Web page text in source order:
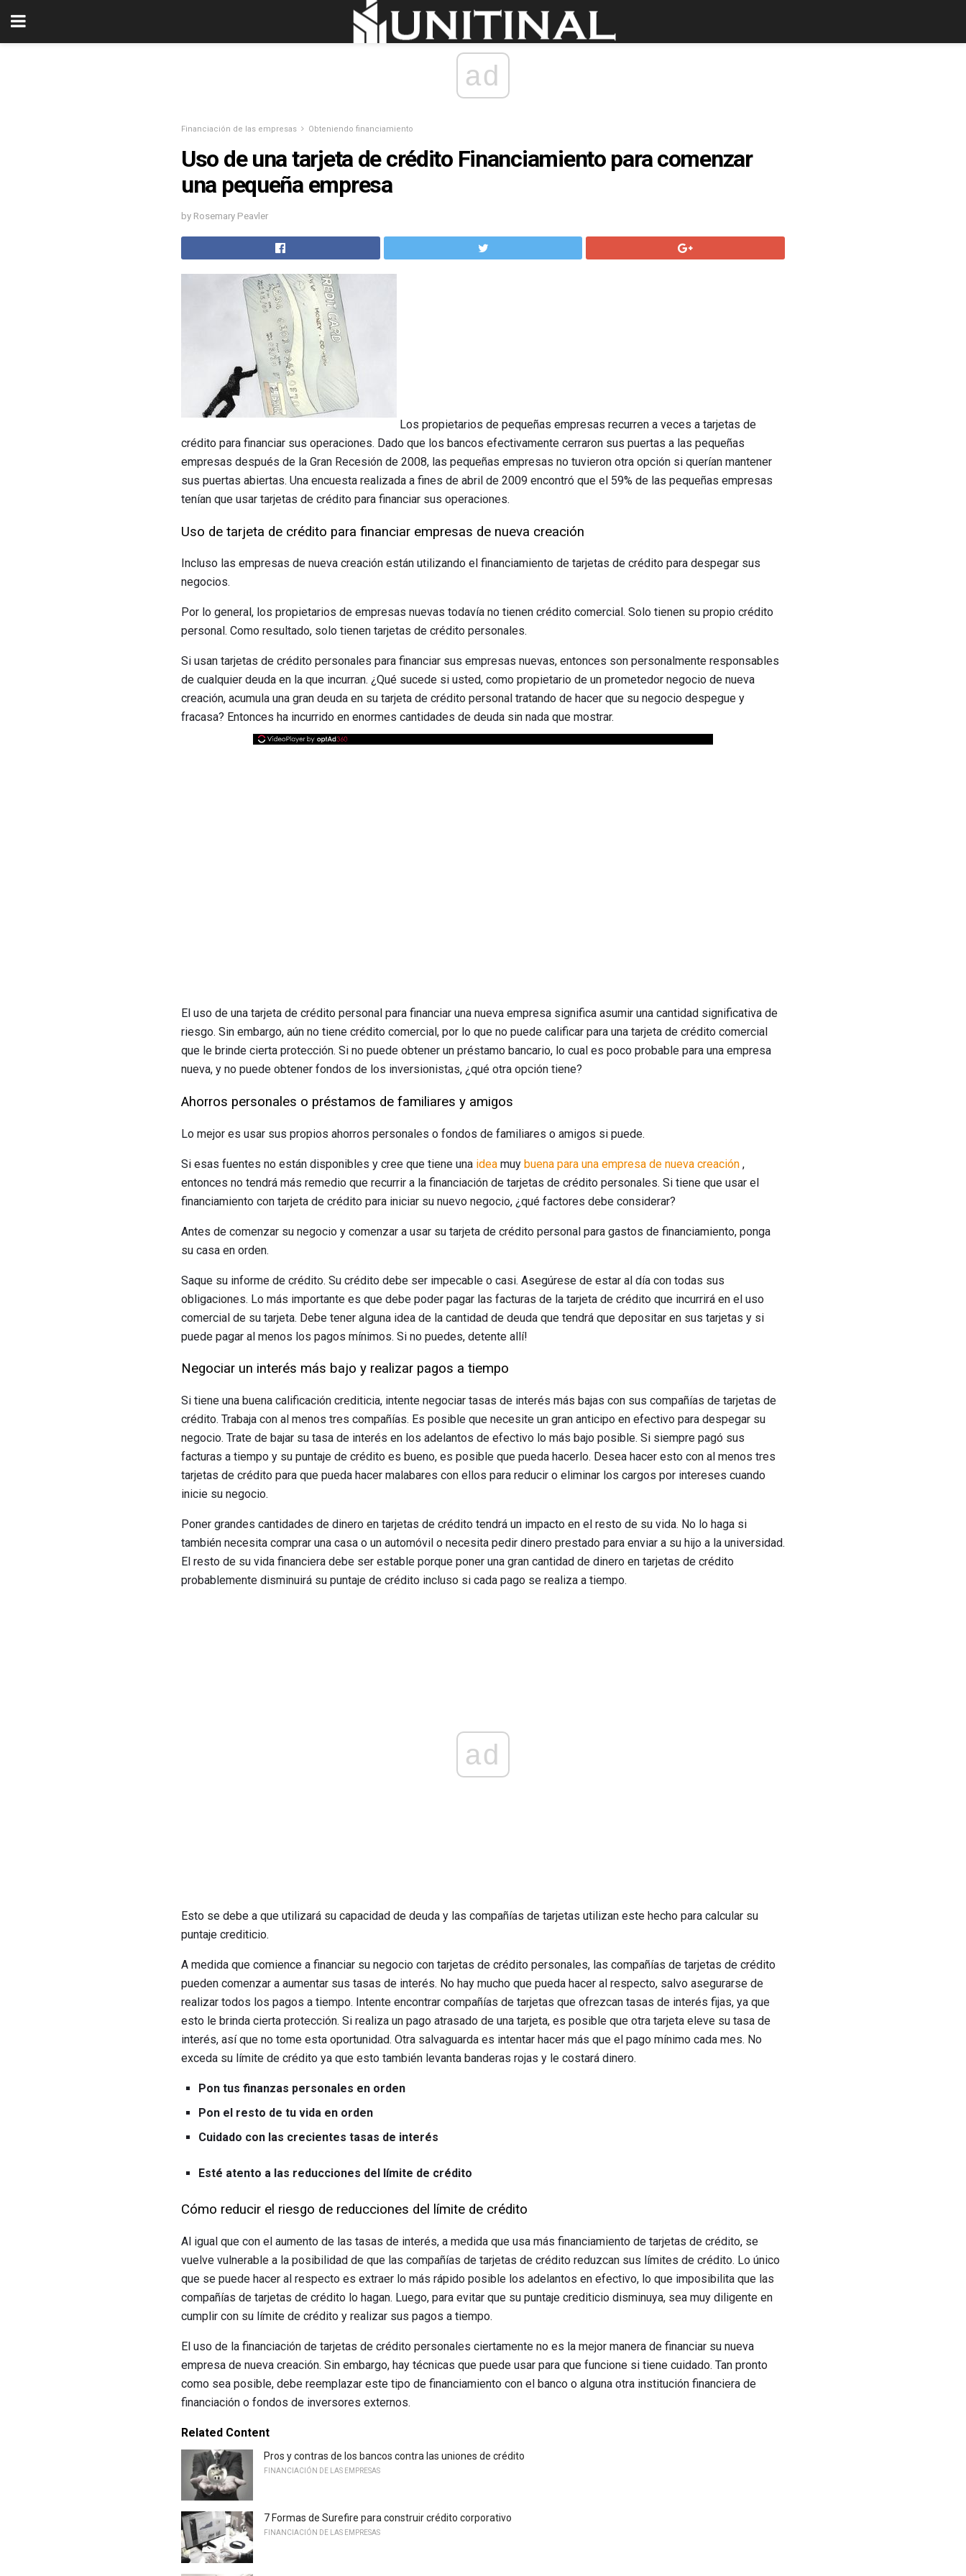
ad
Financiación de las empresas Obteniendo financiamiento
Uso de una tarjeta de crédito Financiamiento para comenzar
una pequeña empresa
by Rosemary Peavler
Los propietarios de pequeñas empresas recurren a veces a tarjetas de
crédito para financiar sus operaciones. Dado que los bancos efectivamente cerraron sus puertas a las pequeñas
empresas después de la Gran Recesión de 2008, las pequeñas empresas no tuvieron otra opción si querían mantener
sus puertas abiertas. Una encuesta realizada a fines de abril de 2009 encontró que el 59% de las pequeñas empresas
tenían que usar tarjetas de crédito para financiar sus operaciones.
Uso de tarjeta de crédito para financiar empresas de nueva creación
Incluso las empresas de nueva creación están utilizando el financiamiento de tarjetas de crédito para despegar sus
negocios.
Por lo general, los propietarios de empresas nuevas todavía no tienen crédito comercial. Solo tienen su propio crédito
personal. Como resultado, solo tienen tarjetas de crédito personales.
Si usan tarjetas de crédito personales para financiar sus empresas nuevas, entonces son personalmente responsables
de cualquier deuda en la que incurran. ¿Qué sucede si usted, como propietario de un prometedor negocio de nueva
creación, acumula una gran deuda en su tarjeta de crédito personal tratando de hacer que su negocio despegue y
fracasa? Entonces ha incurrido en enormes cantidades de deuda sin nada que mostrar.
El uso de una tarjeta de crédito personal para financiar una nueva empresa significa asumir una cantidad significativa de
riesgo. Sin embargo, aún no tiene crédito comercial, por lo que no puede calificar para una tarjeta de crédito comercial
que le brinde cierta protección. Si no puede obtener un préstamo bancario, lo cual es poco probable para una empresa
nueva, y no puede obtener fondos de los inversionistas, ¿qué otra opción tiene?
Ahorros personales o préstamos de familiares y amigos
Lo mejor es usar sus propios ahorros personales o fondos de familiares o amigos si puede.
Si esas fuentes no están disponibles y cree que tiene una idea muy buena para una empresa de nueva creación ,
entonces no tendrá más remedio que recurrir a la financiación de tarjetas de crédito personales. Si tiene que usar el
financiamiento con tarjeta de crédito para iniciar su nuevo negocio, ¿qué factores debe considerar?
Antes de comenzar su negocio y comenzar a usar su tarjeta de crédito personal para gastos de financiamiento, ponga
su casa en orden.
Saque su informe de crédito. Su crédito debe ser impecable o casi. Asegúrese de estar al día con todas sus
obligaciones. Lo más importante es que debe poder pagar las facturas de la tarjeta de crédito que incurrirá en el uso
comercial de su tarjeta. Debe tener alguna idea de la cantidad de deuda que tendrá que depositar en sus tarjetas y si
puede pagar al menos los pagos mínimos. Si no puedes, detente allí!
Negociar un interés más bajo y realizar pagos a tiempo
Si tiene una buena calificación crediticia, intente negociar tasas de interés más bajas con sus compañías de tarjetas de
crédito. Trabaja con al menos tres compañías. Es posible que necesite un gran anticipo en efectivo para despegar su
negocio. Trate de bajar su tasa de interés en los adelantos de efectivo lo más bajo posible. Si siempre pagó sus
facturas a tiempo y su puntaje de crédito es bueno, es posible que pueda hacerlo. Desea hacer esto con al menos tres
tarjetas de crédito para que pueda hacer malabares con ellos para reducir o eliminar los cargos por intereses cuando
inicie su negocio.
Poner grandes cantidades de dinero en tarjetas de crédito tendrá un impacto en el resto de su vida. No lo haga si
también necesita comprar una casa o un automóvil o necesita pedir dinero prestado para enviar a su hijo a la universidad.
El resto de su vida financiera debe ser estable porque poner una gran cantidad de dinero en tarjetas de crédito
probablemente disminuirá su puntaje de crédito incluso si cada pago se realiza a tiempo.
ad
Esto se debe a que utilizará su capacidad de deuda y las compañías de tarjetas utilizan este hecho para calcular su
puntaje crediticio.
A medida que comience a financiar su negocio con tarjetas de crédito personales, las compañías de tarjetas de crédito
pueden comenzar a aumentar sus tasas de interés. No hay mucho que pueda hacer al respecto, salvo asegurarse de
realizar todos los pagos a tiempo. Intente encontrar compañías de tarjetas que ofrezcan tasas de interés fijas, ya que
esto le brinda cierta protección. Si realiza un pago atrasado de una tarjeta, es posible que otra tarjeta eleve su tasa de
interés, así que no tome esta oportunidad. Otra salvaguarda es intentar hacer más que el pago mínimo cada mes. No
exceda su límite de crédito ya que esto también levanta banderas rojas y le costará dinero.
Pon tus finanzas personales en orden
Pon el resto de tu vida en orden
Cuidado con las crecientes tasas de interés
Esté atento a las reducciones del límite de crédito
Cómo reducir el riesgo de reducciones del límite de crédito
Al igual que con el aumento de las tasas de interés, a medida que usa más financiamiento de tarjetas de crédito, se
vuelve vulnerable a la posibilidad de que las compañías de tarjetas de crédito reduzcan sus límites de crédito. Lo único
que se puede hacer al respecto es extraer lo más rápido posible los adelantos en efectivo, lo que imposibilita que las
compañías de tarjetas de crédito lo hagan. Luego, para evitar que su puntaje crediticio disminuya, sea muy diligente en
cumplir con su límite de crédito y realizar sus pagos a tiempo.
El uso de la financiación de tarjetas de crédito personales ciertamente no es la mejor manera de financiar su nueva
empresa de nueva creación. Sin embargo, hay técnicas que puede usar para que funcione si tiene cuidado. Tan pronto
como sea posible, debe reemplazar este tipo de financiamiento con el banco o alguna otra institución financiera de
financiación o fondos de inversores externos.
Related Content
Pros y contras de los bancos contra las uniones de crédito
FINANCIACIÓN DE LAS EMPRESAS
7 Formas de Surefire para construir crédito corporativo
FINANCIACIÓN DE LAS EMPRESAS